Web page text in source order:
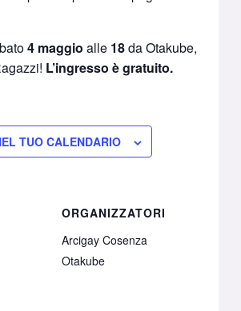
4 maggio alle 18da Otakube,
L’ingresso è gratuito.
TUO CALENDARIO
ORGANIZZATORI
Arcigay Cosenza
Otakube